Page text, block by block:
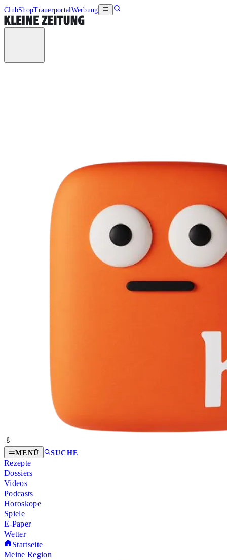
ClubShopTrauerportalWerbung
MENÜ SUCHE
Rezepte
Dossiers
Videos
Podcasts
Horoskope
Spiele
E-Paper
Wetter
Startseite
Meine Region